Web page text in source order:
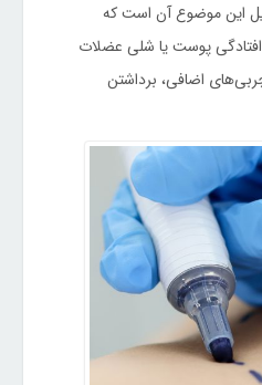
این موضوع آن است که
افتادگی پوست یا شلی عضلات
اضافی، برداشتن